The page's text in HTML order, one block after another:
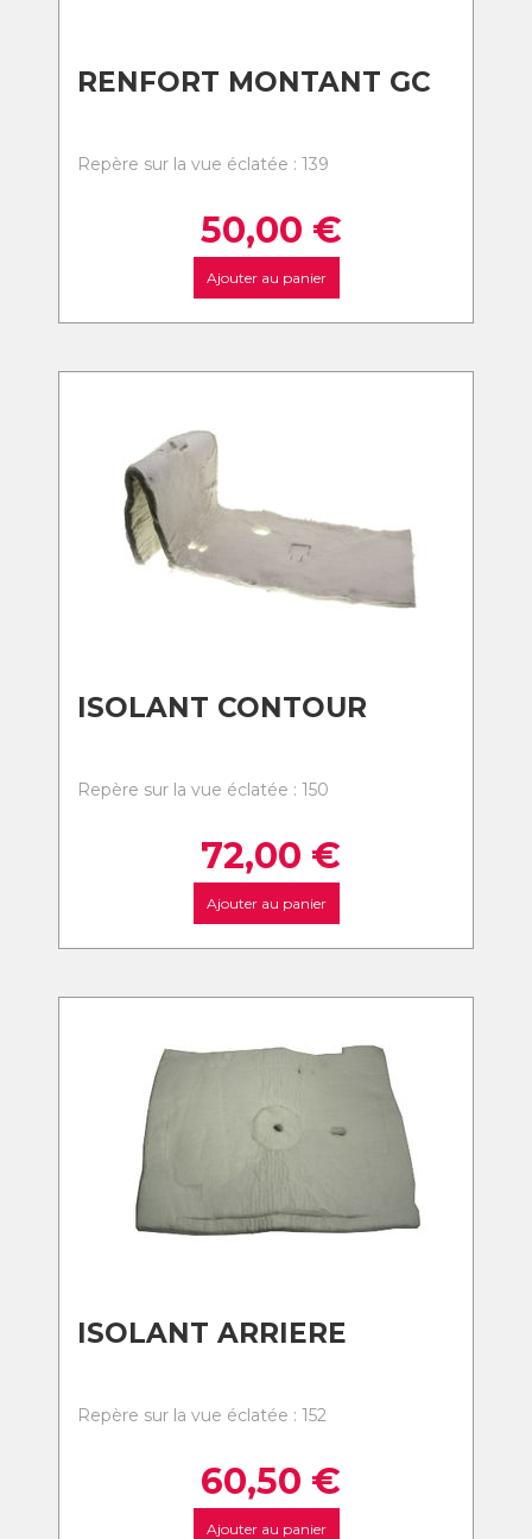
RENFORT MONTANT GC
Repère sur la vue éclatée : 139
50,00 €
Ajouter au panier
ISOLANT CONTOUR
Repère sur la vue éclatée : 150
72,00 €
Ajouter au panier
ISOLANT ARRIERE
Repère sur la vue éclatée : 152
60,50 €
Ajouter au panier